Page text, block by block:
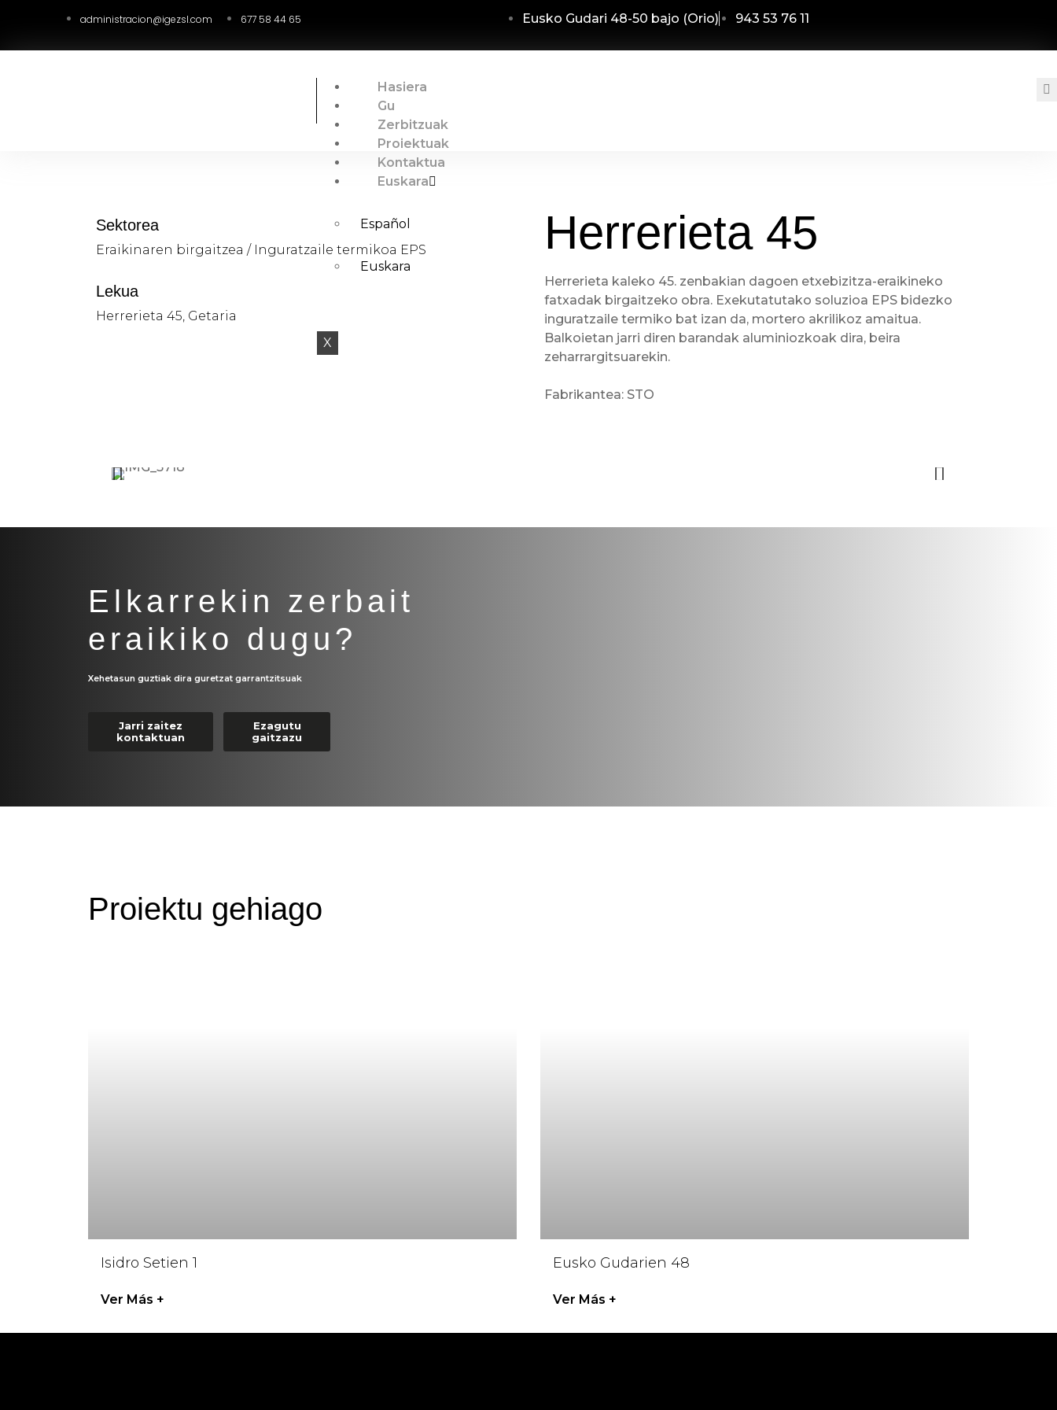
administracion@igezsl.com 677 58 44 65 Eusko Gudari 48-50 bajo (Orio) 943 53 76 11
Hasiera
Gu
Zerbitzuak
Proiektuak
Kontaktua
Euskara
Español
Euskara
X
Sektorea
Eraikinaren birgaitzea / Inguratzaile termikoa EPS
Lekua
Herrerieta 45, Getaria
Herrerieta 45
Herrerieta kaleko 45. zenbakian dagoen etxebizitza-eraikineko
fatxadak birgaitzeko obra. Exekutatutako soluzioa EPS bidezko
inguratzaile termiko bat izan da, mortero akrilikoz amaitua.
Balkoietan jarri diren barandak aluminiozkoak dira, beira
zeharrargitsuarekin.
Fabrikantea: STO
Elkarrekin zerbait
eraikiko dugu?
Xehetasun guztiak dira guretzat garrantzitsuak
Jarri zaitez
kontaktuan
Ezagutu
gaitzazu
Proiektu gehiago
Isidro Setien 1
Ver Más +
Eusko Gudarien 48
Ver Más +